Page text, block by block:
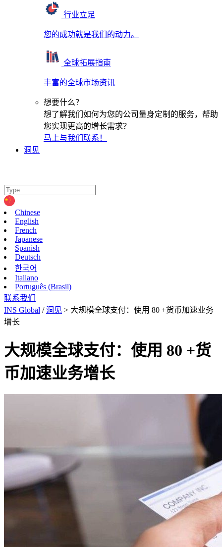
行业立足
您的成功就是我们的动力。
全球拓展指南
丰富的全球市场资讯
想要什么？
想了解我们如何为您的公司量身定制的服务，帮助
您实现更高的增长需求？
马上与我们联系！
洞见
Chinese
English
French
Japanese
Spanish
Deutsch
한국어
Italiano
Português (Brasil)
联系我们
INS Global /洞见 > 大规模全球支付：使用 80 +货币加速业务
增长
大规模全球支付：使用 80 +货
币加速业务增长